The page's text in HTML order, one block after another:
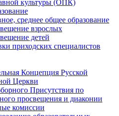
культуры (ОПК)
среднее общее образование
взрослых
детей
приходских специалистов
Концепция Русской
Церкви
Присутствия по
просвещения и диаконии
комиссии